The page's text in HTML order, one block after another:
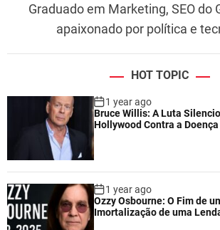
Graduado em Marketing, SEO do
apaixonado por política e
HOT TOPIC
1 year ago
Bruce Willis: A Luta
Hollywood Contra a
1 year ago
Ozzy Osbourne: O Fim de
Imortalização de uma